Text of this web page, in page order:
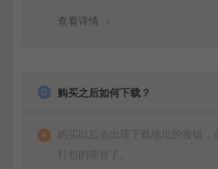
查看详情
购买之后如何下载？
购买以后会出现下载地址的按钮，
打包的能容了。